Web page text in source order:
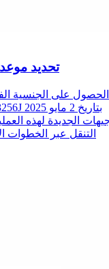
تحديد
الحصول على الجنسية
الجديدة لهذه
التنقل عبر الخطوات